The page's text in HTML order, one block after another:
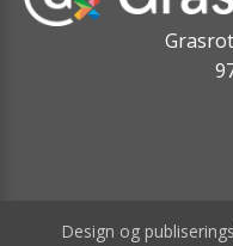
Design og